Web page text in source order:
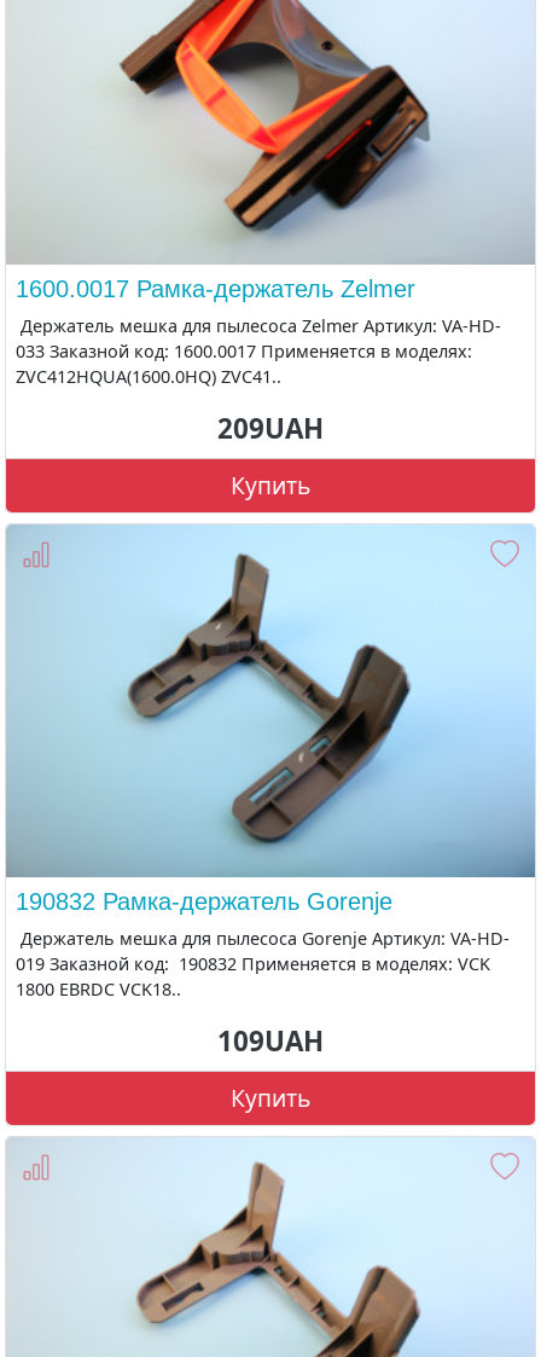
1600.0017 Рамка-держатель Zelmer
Держатель мешка для пылесоса Zelmer Артикул: VA-HD-
033 Заказной код: 1600.0017 Применяется в моделях:
ZVC412HQUA(1600.0HQ) ZVC41..
209UAH
Купить
190832 Рамка-держатель Gorenje
Держатель мешка для пылесоса Gorenje Артикул: VA-HD-
019 Заказной код: 190832 Применяется в моделях: VCK
1800 EBRDC VCK18..
109UAH
Купить